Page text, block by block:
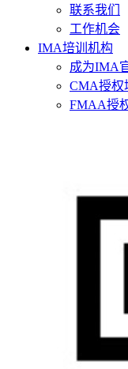
联系我们
工作机会
IMA培训机构
成为IMA
CMA授权
FMAA授